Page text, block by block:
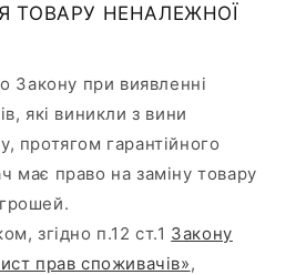
ТОВАРУ НЕНАЛЕЖНОЇ
Закону при виявленні
які виникли з вини
протягом гарантійного
має право на заміну товару
згідно п.12 ст.1 Закону
прав споживачів»,